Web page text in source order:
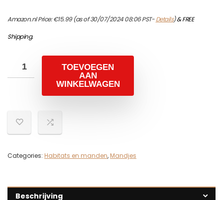
Amazon.nl Price:€15.99(as of 30/07/2024 08:06 PST-Details)&FREE
Shipping.
TOEVOEGEN
AAN
WINKELWAGEN
Categories: Habitats en manden, Mandjes
Beschrijving